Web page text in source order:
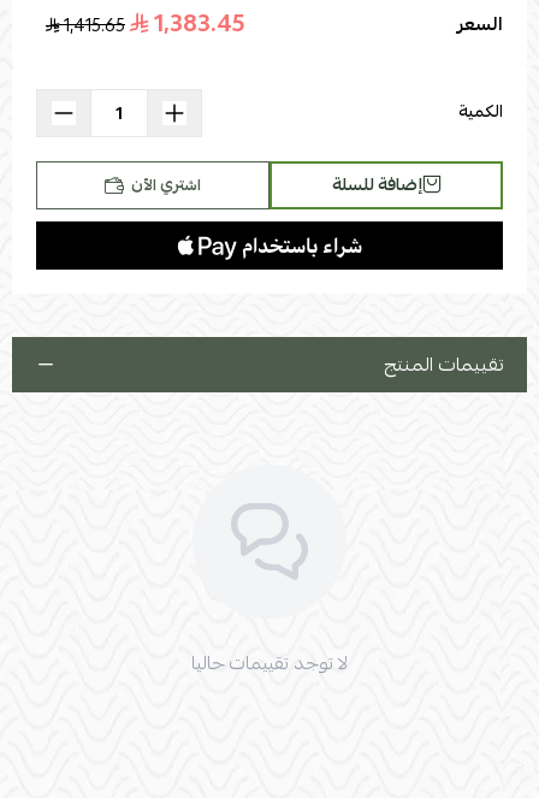
اسحب و افلت الملف هنا
السعر 1,383.45
1,415.65
الكمية
إضافة للسلة اشتري الآن
تقييمات المنتج
لا توجد تقييمات حاليا